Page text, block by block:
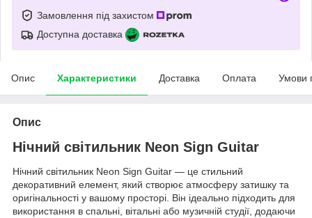
Замовлення під захистом
Доступна доставка
Опис Характеристики Доставка Оплата Умови
Опис
Нічний світильник Neon Sign Guitar
Нічний світильник Neon Sign Guitar — це стильний
декоративний елемент, який створює атмосферу затишку та
оригінальності у вашому просторі. Він ідеально підходить для
використання в спальні, вітальні або музичній студії, додаючи